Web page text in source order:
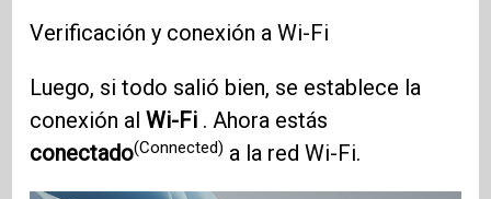
Verificación y conexión a Wi-Fi
Luego, si todo salió bien, se establece la
conexión alWi-Fi . Ahora estás
conectado(Connected) a la red Wi-Fi.